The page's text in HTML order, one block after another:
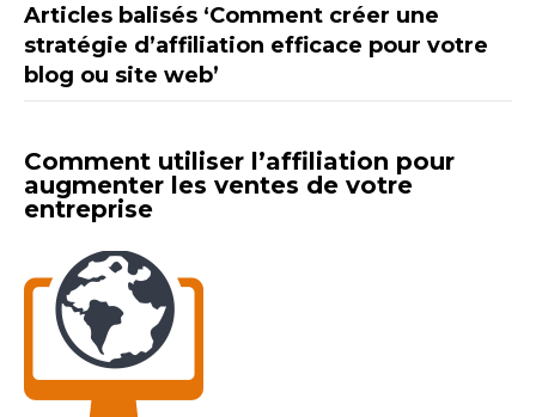
Articles balisés ‘Comment créer une
stratégie d’affiliation efficace pour votre
blog ou site web’
Comment utiliser l’affiliation pour
augmenter les ventes de votre
entreprise